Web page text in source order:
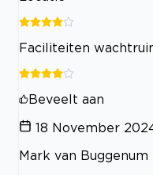
Faciliteiten
Beveelt aan
18 November
Mark van Buggenum